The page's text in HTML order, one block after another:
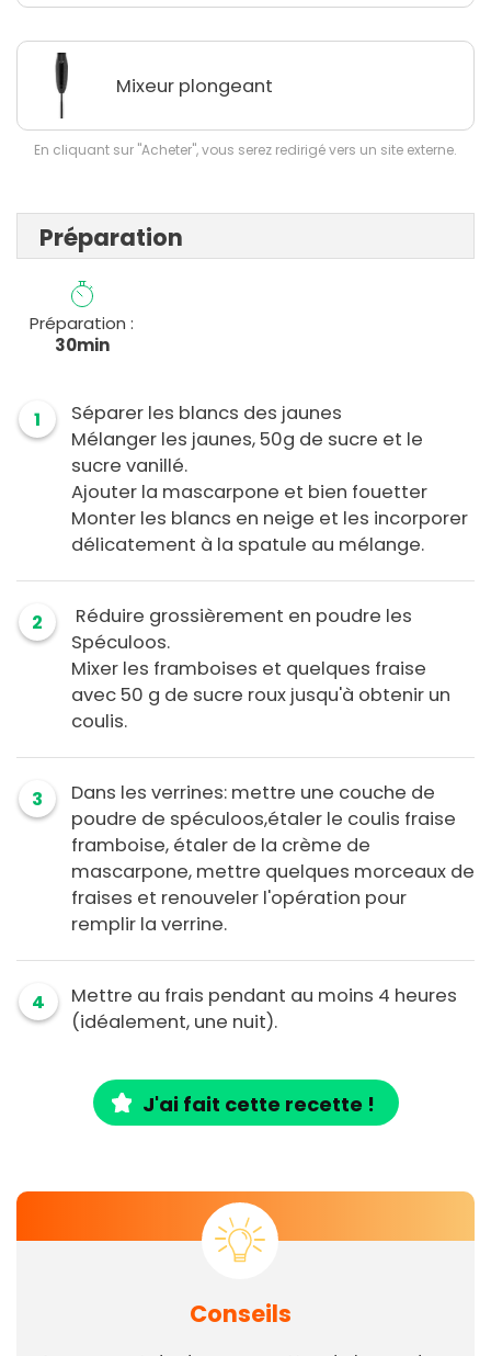
Mixeur plongeant
En cliquant sur "Acheter", vous serez redirigé vers un site externe.
Préparation
Préparation :
30min
1
Séparer les blancs des jaunes
Mélanger les jaunes, 50g de sucre et le
sucre vanillé.
Ajouter la mascarpone et bien fouetter
Monter les blancs en neige et les incorporer
délicatement à la spatule au mélange.
2
Réduire grossièrement en poudre les
Spéculoos.
Mixer les framboises et quelques fraise
avec 50 g de sucre roux jusqu'à obtenir un
coulis.
3
Dans les verrines: mettre une couche de
poudre de spéculoos,étaler le coulis fraise
framboise, étaler de la crème de
mascarpone, mettre quelques morceaux de
fraises et renouveler l'opération pour
remplir la verrine.
4
Mettre au frais pendant au moins 4 heures
(idéalement, une nuit).
J'ai fait cette recette !
Conseils